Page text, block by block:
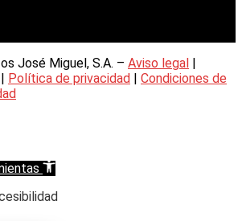
José Miguel, S.A. – Aviso legal |
| Política de privacidad | Condiciones de